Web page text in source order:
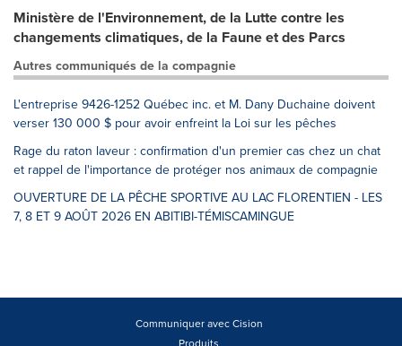
Ministère de l'Environnement, de la Lutte contre les
changements climatiques, de la Faune et des Parcs
Autres communiqués de la compagnie
L'entreprise 9426-1252 Québec inc. et M. Dany Duchaine doivent
verser 130 000 $ pour avoir enfreint la Loi sur les pêches
Rage du raton laveur : confirmation d'un premier cas chez un chat
et rappel de l'importance de protéger nos animaux de compagnie
OUVERTURE DE LA PÊCHE SPORTIVE AU LAC FLORENTIEN - LES
7, 8 ET 9 AOÛT 2026 EN ABITIBI-TÉMISCAMINGUE
Communiquer avec Cision
Produits